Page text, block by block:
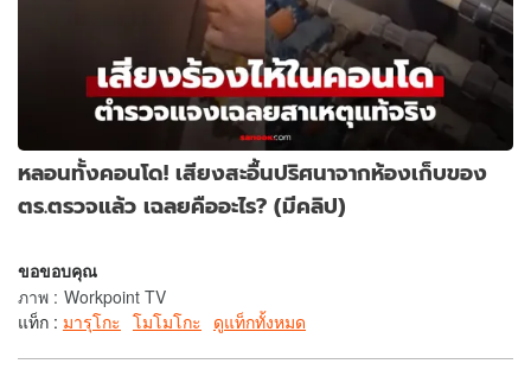
หลอนทั้งคอนโด! เสียงสะอื้นปริศนาจากห้องเก็บของ
ตร.ตรวจแล้ว เฉลยคืออะไร? (มีคลิป)
ขอขอบคุณ
ภาพ : Workpoint TV
แท็ก : มารุโกะ โมโมโกะ ดูแท็กทั้งหมด